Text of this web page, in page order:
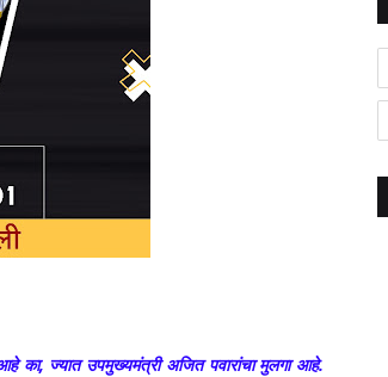
आहे का, ज्यात उपमुख्यमंत्री अजित पवारांचा मुलगा आहे.